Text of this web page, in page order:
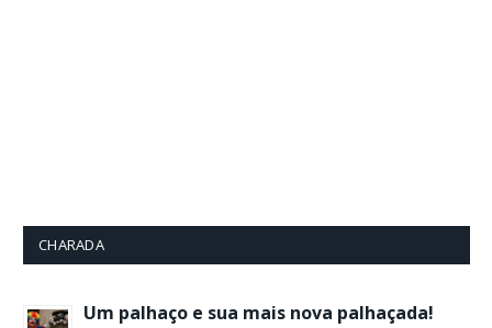
CHARADA
Um palhaço e sua mais nova palhaçada!